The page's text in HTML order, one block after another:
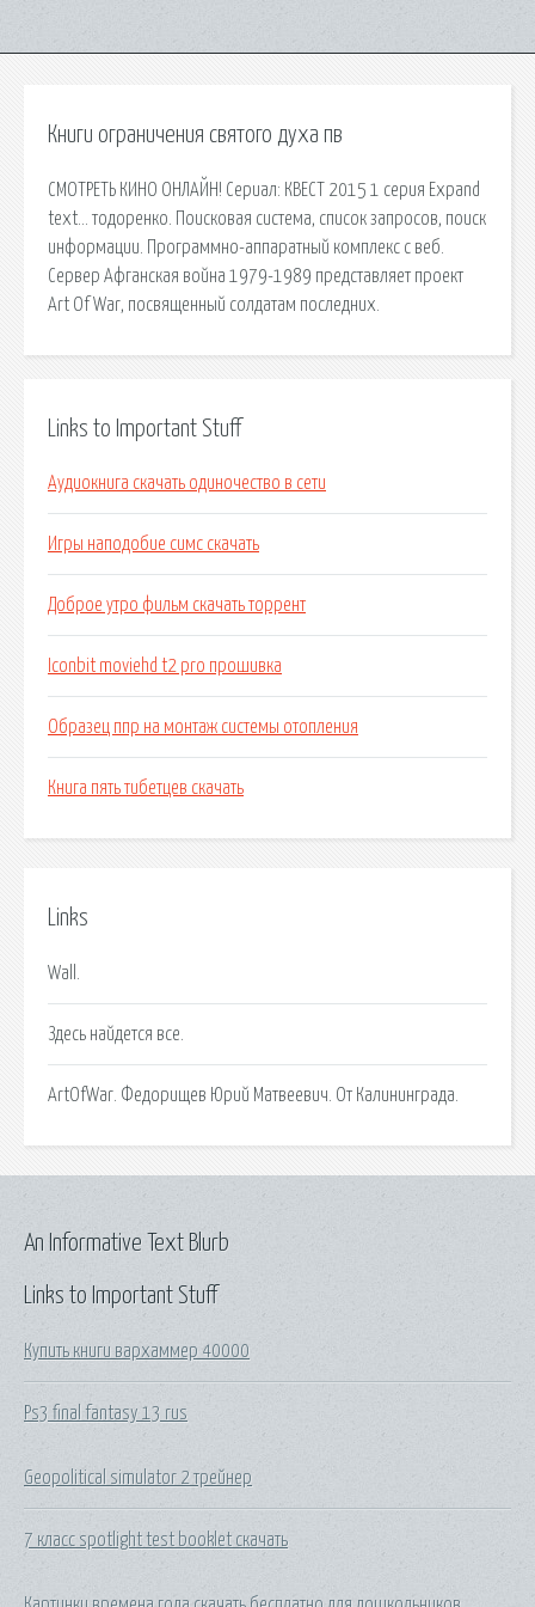
Книги ограничения святого духа пв
СМОТРЕТЬ КИНО ОНЛАЙН! Сериал: КВЕСТ 2015 1 серия Expand
text… тодоренко. Поисковая сиcтема, список запросов, поиск
информации. Программно-аппаратный комплекс с веб.
Сервер Афганская война 1979-1989 представляет проект
Art Of War, посвященный солдатам последних.
Links to Important Stuff
Аудиокнига скачать одиночество в сети
Игры наподобие симс скачать
Доброе утро фильм скачать торрент
Iconbit moviehd t2 pro прошивка
Образец ппр на монтаж системы отопления
Книга пять тибетцев скачать
Links
Wall.
Здесь найдется все.
ArtOfWar. Федорищев Юрий Матвеевич. От Калининграда.
Links to Important Stuff
Купить книги вархаммер 40000
Ps3 final fantasy 13 rus
Geopolitical simulator 2 трейнер
7 класс spotlight test booklet скачать
An Informative Text Blurb